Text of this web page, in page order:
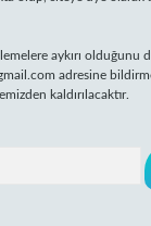
aykırı olduğunu
adresine
kaldırılacaktır.